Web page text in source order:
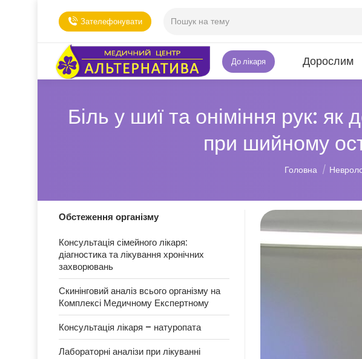
Зателефонувати
Дорослим
До лікаря
Біль у шиї та оніміння рук:
при шийному
Ви тут:
Головна
Обстеження організму
Консультація сімейного лікаря:
діагностика та лікування хронічних
захворювань
Скинінговий аналіз всього організму на
Комплексі Медичному Експертному
Консультація лікаря – натуропата
Лабораторні аналізи при лікуванні